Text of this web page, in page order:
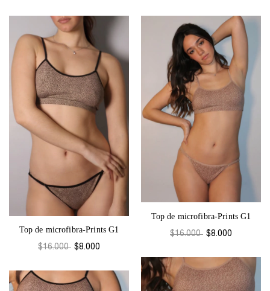
Top de microfibra-Prints G1
$16.000 $8.000
Top de microfibra-Prints G1
$16.000 $8.000